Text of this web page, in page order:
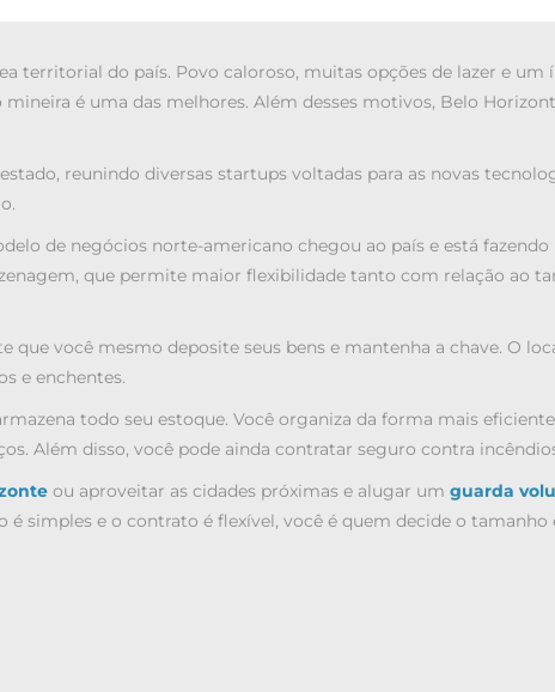
territorial do país. Povo caloroso, muitas opções de lazer e um
é uma das melhores. Além desses motivos, Belo
reunindo diversas startups voltadas para as novas
de negócios norte-americano chegou ao país e está
que permite maior flexibilidade tanto com relação ao
que você mesmo deposite seus bens e mantenha a chave. O
e enchentes.
todo seu estoque. Você organiza da forma mais
Além disso, você pode ainda contratar seguro contra
ou aproveitar as cidades próximas e alugar um guarda
é simples e o contrato é flexível, você é quem decide o